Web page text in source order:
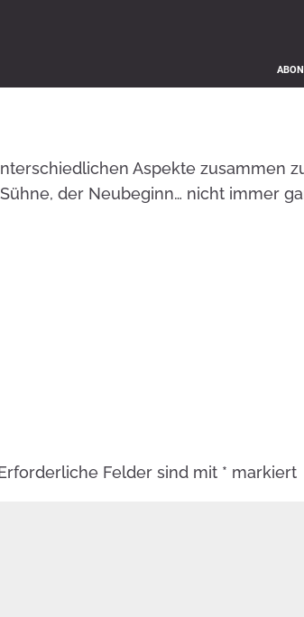
Aspekte zusammen
der Neubeginn… nicht immer
Felder sind mit * markiert